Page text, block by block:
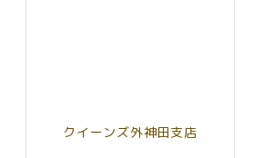
クイーンズ外神田支店